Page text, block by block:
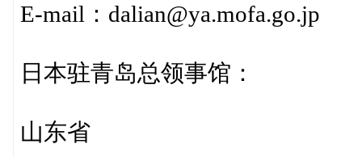
E-mail：dalian@ya.mofa.go.jp
日本驻青岛总领事馆：
山东省